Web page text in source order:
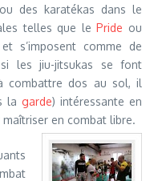
des karatékas dans le
telles que lePride ou
s’imposent comme de
les jiu-jitsukas se font
combattre dos au sol, il
la garde) intéressante en
en combat libre.